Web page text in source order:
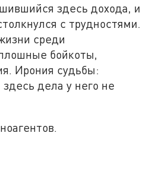
здесь дохода, и
с трудностями.
среди
бойкоты,
Ирония судьбы:
дела у него не